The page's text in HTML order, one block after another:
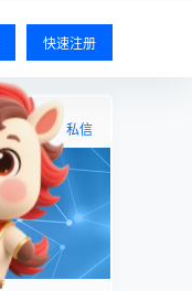
快速注册
关注 私信